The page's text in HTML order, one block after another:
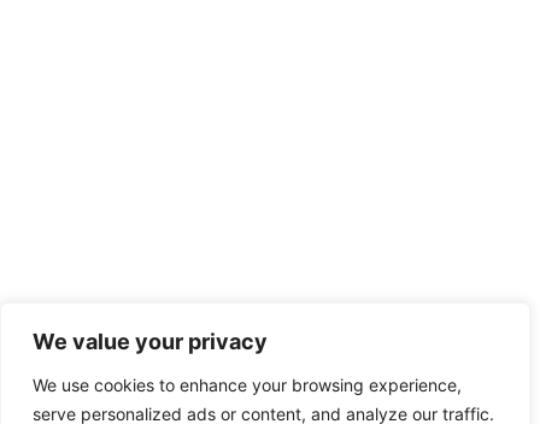
We value your privacy
We use cookies to enhance your browsing experience,
serve personalized ads or content, and analyze our traffic.